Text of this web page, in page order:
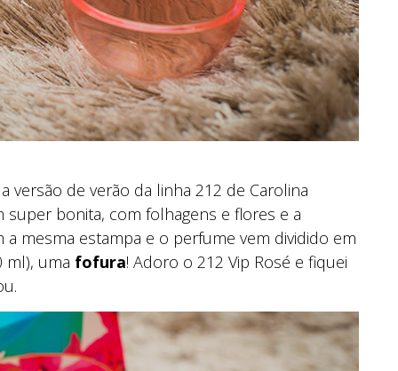
versão de verão da linha 212 de Carolina
bonita, com folhagens e flores e a
mesma estampa e o perfume vem dividido em
ml), uma fofura! Adoro o 212 Vip Rosé e fiquei